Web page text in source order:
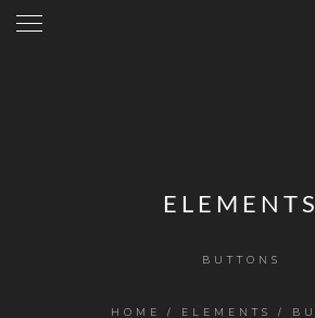
ELEMENTS
BUTTONS
HOME / ELEMENTS /